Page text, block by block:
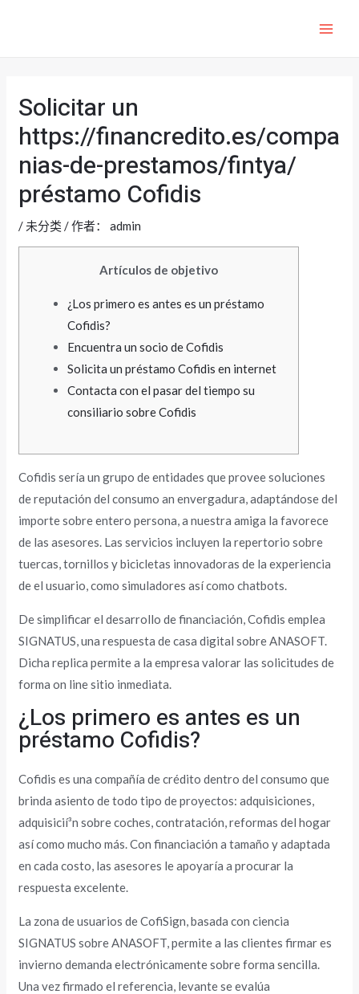
Solicitar un
https://financredito.es/compa
nias-de-prestamos/fintya/
préstamo Cofidis
/ 未分类 / 作者： admin
Artículos de objetivo
¿Los primero es antes es un préstamo
Cofidis?
Encuentra un socio de Cofidis
Solicita un préstamo Cofidis en internet
Contacta con el pasar del tiempo su
consiliario sobre Cofidis
Cofidis serí­a un grupo de entidades que provee soluciones
de reputación del consumo an envergadura, adaptándose del
importe sobre entero persona, a nuestra amiga la favorece
de las asesores. Las servicios incluyen la repertorio sobre
tuercas, tornillos y bicicletas innovadoras de la experiencia
de el usuario, como simuladores así­ como chatbots.
De simplificar el desarrollo de financiación, Cofidis emplea
SIGNATUS, una respuesta de casa digital sobre ANASOFT.
Dicha replica permite a la empresa valorar las solicitudes de
forma on line sitio inmediata.
¿Los primero es antes es un
préstamo Cofidis?
Cofidis es una compañía de crédito dentro del consumo que
brinda asiento de todo tipo de proyectos: adquisiciones,
adquisicií³n sobre coches, contratación, reformas del hogar
así­ como mucho más. Con financiación a tamaño y adaptada
en cada costo, las asesores le apoyaría a procurar la
respuesta excelente.
La zona de usuarios de CofiSign, basada con ciencia
SIGNATUS sobre ANASOFT, permite a las clientes firmar es
invierno demanda electrónicamente sobre forma sencilla.
Una vez firmado el referencia, levante se evalúa